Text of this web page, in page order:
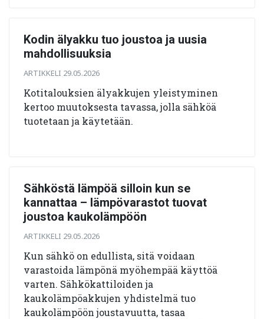
Kodin älyakku tuo joustoa ja uusia
mahdollisuuksia
ARTIKKELI 29.05.2026
Kotitalouksien älyakkujen yleistyminen
kertoo muutoksesta tavassa, jolla sähköä
tuotetaan ja käytetään.
Sähköstä lämpöä silloin kun se
kannattaa – lämpövarastot tuovat
joustoa kaukolämpöön
ARTIKKELI 29.05.2026
Kun sähkö on edullista, sitä voidaan
varastoida lämpönä myöhempää käyttöä
varten. Sähkökattiloiden ja
kaukolämpöakkujen yhdistelmä tuo
kaukolämpöön joustavuutta, tasaa